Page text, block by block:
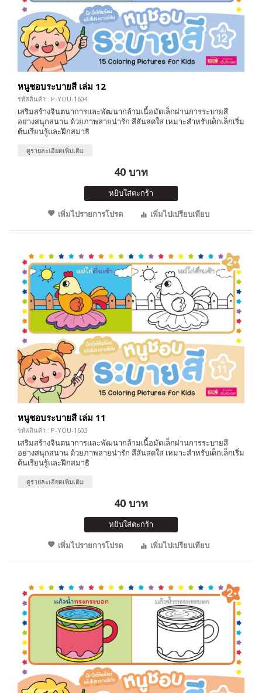
หนูชอบระบายสี เล่ม 12
รหัสสินค้า : P-YOU-1604
เสริมสร้างจินตนาการและพัฒนากล้ามเนื้อมัดเล็กผ่านการระบายสี
อย่างสนุกสนาน ด้วยภาพลายน่ารัก สีสันสดใส เหมาะสำหรับเด็กเล็กเริ่ม
ต้นเรียนรู้และฝึกสมาธิ
ดูรายละเอียดเพิ่มเติม
40 บาท
หยิบใส่ตะกร้า
เพิ่มไปรายการโปรด
เพิ่มไปเปรียบเทียบ
หนูชอบระบายสี เล่ม 11
รหัสสินค้า : P-YOU-1603
เสริมสร้างจินตนาการและพัฒนากล้ามเนื้อมัดเล็กผ่านการระบายสี
อย่างสนุกสนาน ด้วยภาพลายน่ารัก สีสันสดใส เหมาะสำหรับเด็กเล็กเริ่ม
ต้นเรียนรู้และฝึกสมาธิ
ดูรายละเอียดเพิ่มเติม
40 บาท
หยิบใส่ตะกร้า
เพิ่มไปรายการโปรด
เพิ่มไปเปรียบเทียบ